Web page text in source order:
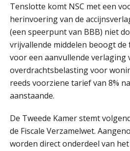
Tenslotte komt NSC met een
herinvoering van de
(een speerpunt van BBB) niet
vrijvallende middelen beoogt
voor een aanvullende verlaging
overdrachtsbelasting voor
reeds voorziene tarief van 8%
aanstaande.
De Tweede Kamer stemt
de Fiscale Verzamelwet.
worden direct onderdeel van
Fusies en
dichter bij
Van Wwft
er in 2027?
Driver-
verminder
Buy &
verborgen